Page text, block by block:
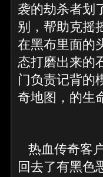
袭的劫杀者划
别，帮助克摇
在黑布里面的
态打磨出来的
门负责记背的
奇地图，的生
热血传奇客
回去了有黑色